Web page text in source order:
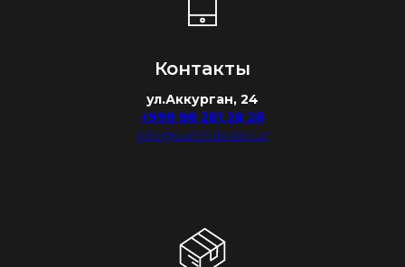
Контакты
ул.Аккурган, 24
+998 88 281 28 28
info@watchdealer.uz